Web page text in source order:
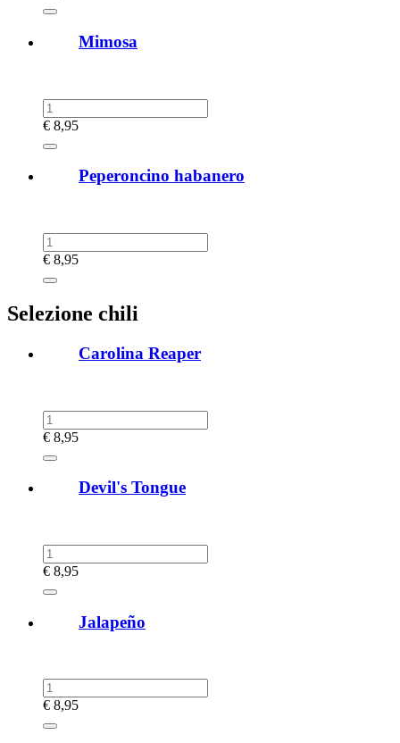
Mimosa
€ 8,95
Peperoncino habanero
€ 8,95
Selezione chili
Carolina Reaper
€ 8,95
Devil's Tongue
€ 8,95
Jalapeño
€ 8,95